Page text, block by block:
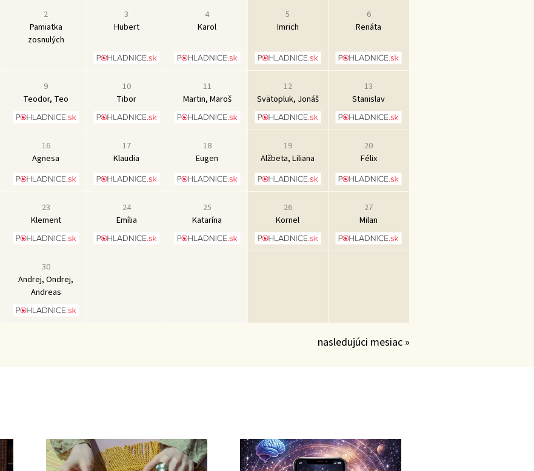
2
Pamiatka
zosnulých
3
Hubert
4
Karol
5
Imrich
6
Renáta
9
Teodor, Teo
10
Tibor
11
Martin, Maroš
12
Svätopluk, Jonáš
13
Stanislav
16
Agnesa
17
Klaudia
18
Eugen
19
Alžbeta, Liliana
20
Félix
23
Klement
24
Emília
25
Katarína
26
Kornel
27
Milan
30
Andrej, Ondrej,
Andreas
nasledujúci mesiac »